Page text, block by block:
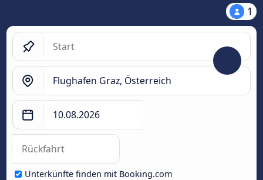
1
Unterkünfte finden mit Booking.com